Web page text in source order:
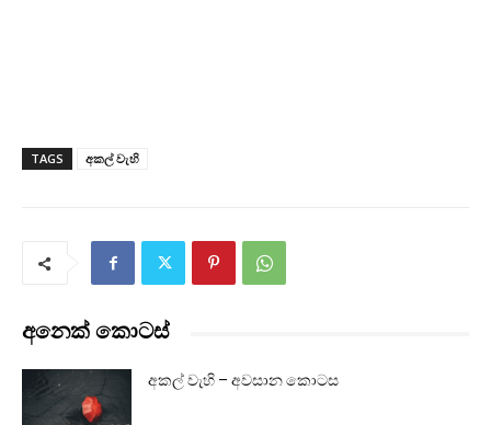
TAGS අකල් වැහි
අනෙක් කොටස්
අකල් වැහි – අවසාන කොටස